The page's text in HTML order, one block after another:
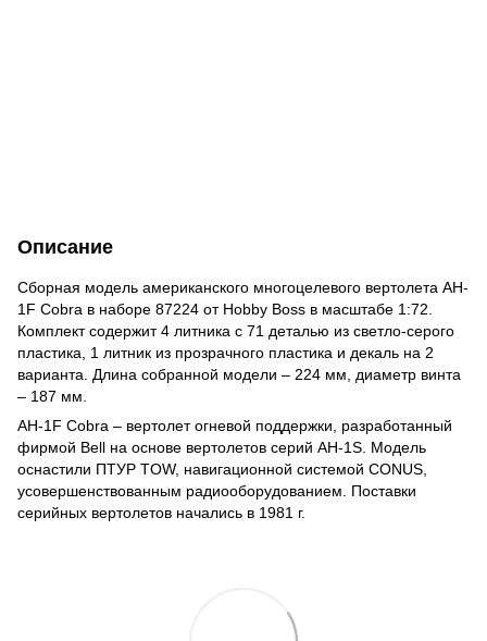
Описание
Сборная модель американского многоцелевого вертолета AH-
1F Cobra в наборе 87224 от Hobby Boss в масштабе 1:72.
Комплект содержит 4 литника с 71 деталью из светло-серого
пластика, 1 литник из прозрачного пластика и декаль на 2
варианта. Длина собранной модели – 224 мм, диаметр винта
– 187 мм.
AH-1F Cobra – вертолет огневой поддержки, разработанный
фирмой Bell на основе вертолетов серий АН-1S. Модель
оснастили ПТУР TOW, навигационной системой CONUS,
усовершенствованным радиооборудованием. Поставки
серийных вертолетов начались в 1981 г.